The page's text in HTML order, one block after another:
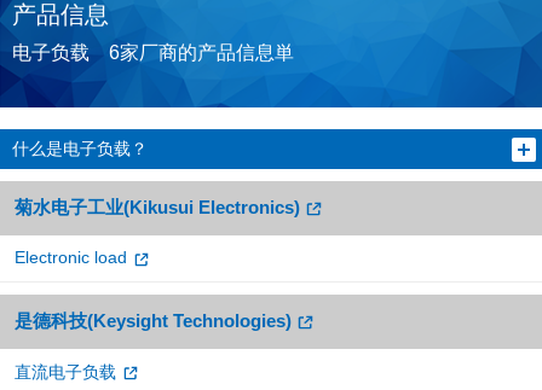
产品信息
电子负载 6家厂商的产品信息単
什么是电子负载？
菊水电子工业(Kikusui Electronics)
Electronic load
是德科技(Keysight Technologies)
直流电子负载